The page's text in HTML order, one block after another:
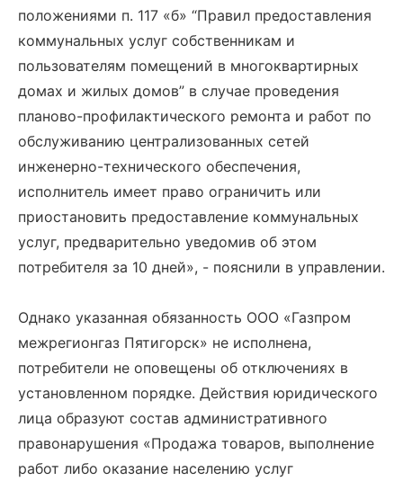
положениями п. 117 «б» “Правил предоставления
коммунальных услуг собственникам и
пользователям помещений в многоквартирных
домах и жилых домов” в случае проведения
планово-профилактического ремонта и работ по
обслуживанию централизованных сетей
инженерно-технического обеспечения,
исполнитель имеет право ограничить или
приостановить предоставление коммунальных
услуг, предварительно уведомив об этом
потребителя за 10 дней», - пояснили в управлении.
Однако указанная обязанность ООО «Газпром
межрегионгаз Пятигорск» не исполнена,
потребители не оповещены об отключениях в
установленном порядке. Действия юридического
лица образуют состав административного
правонарушения «Продажа товаров, выполнение
работ либо оказание населению услуг